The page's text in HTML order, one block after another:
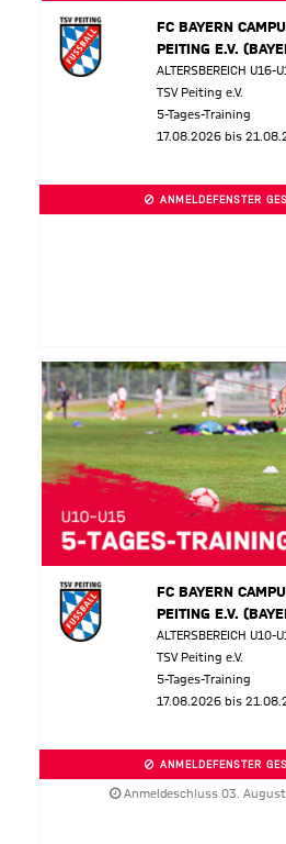
FC BAYERN
PEITING E.V.
ALTERSBEREICH U16-
TSV Peiting e.V.
5-Tages-Training
17.08.2026 bis
ANMELDEFENSTER
FC BAYERN
PEITING E.V.
ALTERSBEREICH U10-
TSV Peiting e.V.
5-Tages-Training
17.08.2026 bis
ANMELDEFENSTER
Anmeldeschluss 03.